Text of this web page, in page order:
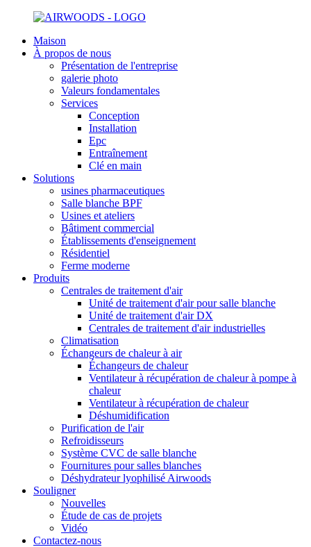
Maison
À propos de nous
Présentation de l'entreprise
galerie photo
Valeurs fondamentales
Services
Conception
Installation
Epc
Entraînement
Clé en main
Solutions
usines pharmaceutiques
Salle blanche BPF
Usines et ateliers
Bâtiment commercial
Établissements d'enseignement
Résidentiel
Ferme moderne
Produits
Centrales de traitement d'air
Unité de traitement d'air pour salle blanche
Unité de traitement d'air DX
Centrales de traitement d'air industrielles
Climatisation
Échangeurs de chaleur à air
Échangeurs de chaleur
Ventilateur à récupération de chaleur à pompe à
chaleur
Ventilateur à récupération de chaleur
Déshumidification
Purification de l'air
Refroidisseurs
Système CVC de salle blanche
Fournitures pour salles blanches
Déshydrateur lyophilisé Airwoods
Souligner
Nouvelles
Étude de cas de projets
Vidéo
Contactez-nous